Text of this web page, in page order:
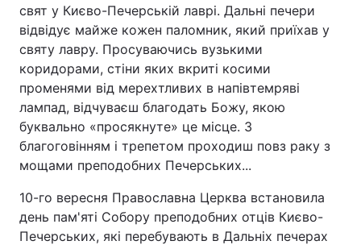
Головна Війна
Україна Політика
Економіка Світ
Техно і зв'язок Лайт
Інциденти
свят у Києво-Печерській лаврі. Дальні печери
відвідує майже кожен паломник, який приїхав у
святу лавру. Просуваючись вузькими
коридорами, стіни яких вкриті косими
променями від мерехтливих в напівтемряві
лампад, відчуваєш благодать Божу, якою
буквально «просякнуте» це місце. З
благоговінням і трепетом проходиш повз раку з
мощами преподобних Печерських...
10-го вересня Православна Церква встановила
день пам'яті Собору преподобних отців Києво-
Печерських, які перебувають в Дальніх печерах